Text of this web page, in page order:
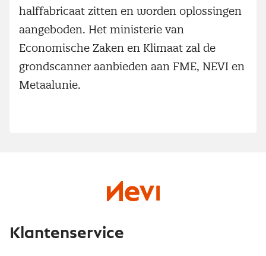
halffabricaat zitten en worden oplossingen
aangeboden. Het ministerie van
Economische Zaken en Klimaat zal de
grondscanner aanbieden aan FME, NEVI en
Metaalunie.
Klantenservice